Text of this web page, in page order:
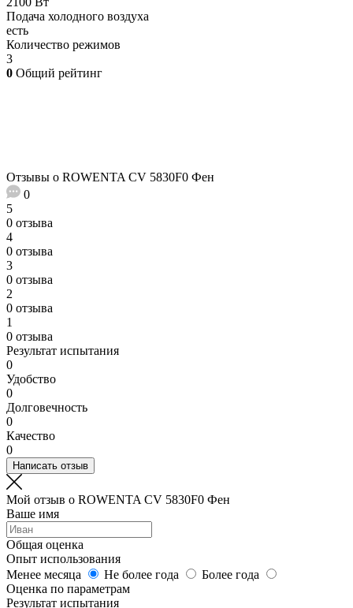
Подача холодного воздуха
есть
Количество режимов
3
0 Общий рейтинг
Отзывы о ROWENTA CV 5830F0 Фен
0
5
0 отзыва
4
0 отзыва
3
0 отзыва
2
0 отзыва
1
0 отзыва
Результат испытания
0
Удобство
0
Долговечность
0
Качество
0
Написать отзыв
Мой отзыв о ROWENTA CV 5830F0 Фен
Ваше имя
Общая оценка
Опыт использования
Менее месяца
Не более года
Более года
Оценка по параметрам
Результат испытания